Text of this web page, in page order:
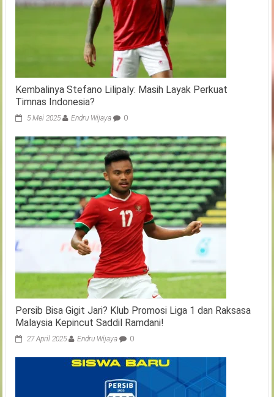
Kembalinya Stefano Lilipaly: Masih Layak Perkuat
Timnas Indonesia?
5 Mei 2025 Endru Wijaya 0
Persib Bisa Gigit Jari? Klub Promosi Liga 1 dan Raksasa
Malaysia Kepincut Saddil Ramdani!
27 April 2025 Endru Wijaya 0